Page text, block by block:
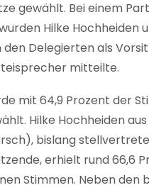
gewählt. Bei einem
Hilke Hochheiden
den Delegierten als
mitteilte.
mit 64,9 Prozent der
Hilke Hochheiden
bislang
erhielt rund 66,6
Stimmen. Neben den